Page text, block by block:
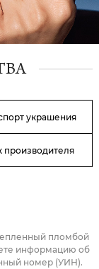
украшения
пломбой
информацию об
номер (УИН).